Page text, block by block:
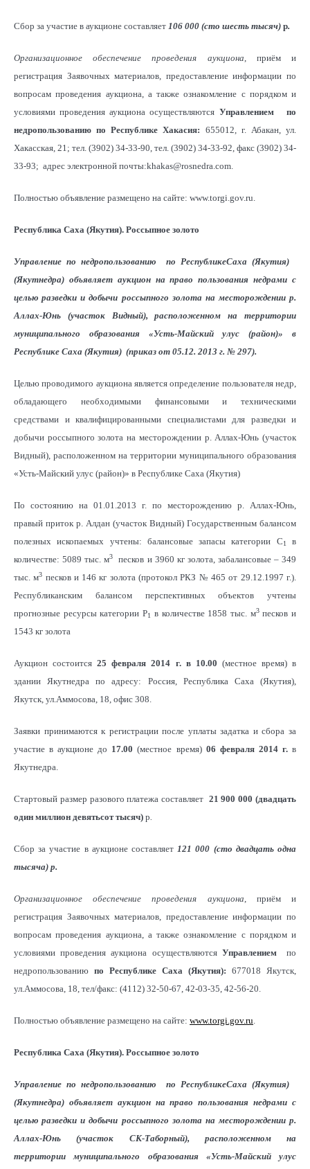
Сбор за участие в аукционе составляет 106 000 (сто шесть тысяч) р.
Организационное обеспечение проведения аукциона , приём и
регистрация Заявочных материалов, предоставление информации по
вопросам проведения аукциона, а также ознакомление с порядком и
условиями проведения аукциона осуществляются Управлением
по
недропользованию по Республике Хакасия: 655012, г. Абакан, ул.
Хакасская, 21; тел. (3902) 34-33-90, тел. (3902) 34-33-92, факс (3902) 34-
33-93; адрес электронной почты:khakas@rosnedra.com.
Полностью объявление размещено на сайте: www.torgi.gov.ru.
Республика Саха (Якутия). Россыпное золото
Управление по недропользованию по РеспубликеСаха (Якутия)
(Якутнедра) объявляет аукцион на право пользования недрами с
целью разведки и добычи россыпного золота на месторождении р.
Аллах-Юнь (участок Видный), расположенном на территории
муниципального образования «Усть-Майский улус (район)» в
Республике Саха (Якутия) (приказ от 05.12. 2013 г. № 297).
Целью проводимого аукциона является определение пользователя недр,
обладающего необходимыми финансовыми и техническими
средствами и квалифицированными специалистами для разведки и
добычи россыпного золота на месторождении р. Аллах-Юнь (участок
Видный), расположенном на территории муниципального образования
«Усть-Майский улус (район)» в Республике Саха (Якутия)
По состоянию на 01.01.2013 г. по месторождению р. Аллах-Юнь,
правый приток р. Алдан (участок Видный) Государственным балансом
полезных ископаемых учтены: балансовые запасы категории С1
в
количестве: 5089 тыс. м3
песков и 3960 кг золота, забалансовые – 349
тыс. м3 песков и 146 кг золота (протокол РКЗ № 465 от 29.12.1997 г.).
Республиканским балансом перспективных объектов учтены
прогнозные ресурсы категории Р1 в количестве 1858 тыс. м3песков и
1543 кг золота
Аукцион состоится25 февраля 2014 г. в 10.00 (местное время) в
здании Якутнедра по адресу: Россия, Республика Саха (Якутия),
Якутск, ул.Аммосова, 18, офис 308.
Заявки принимаются к регистрации после уплаты задатка и сбора за
участие в аукционе до 17.00 (местное время) 06 февраля 2014 г.в
Якутнедра.
Стартовый размер разового платежа составляет 21 900 000 (двадцать
один миллион девятьсот тысяч) р
Сбор за участие в аукционе составляет 121 000 (сто двадцать одна
тысяча) р.
Организационное обеспечение проведения аукциона , приём и
регистрация Заявочных материалов, предоставление информации по
вопросам проведения аукциона, а также ознакомление с порядком и
условиями проведения аукциона осуществляются Управлениемпо
недропользованию по Республике Саха (Якутия): 677018 Якутск,
ул.Аммосова, 18, тел/факс: (4112) 32-50-67, 42-03-35, 42-56-20.
Полностью объявление размещено на сайте: www.torgi.gov.ru
Республика Саха (Якутия). Россыпное золото
Управление по недропользованию по РеспубликеСаха (Якутия)
(Якутнедра) объявляет аукцион на право пользования недрами с
целью разведки и добычи россыпного золота на месторождении р.
Аллах-Юнь (участок СК-Таборный), расположенном на
территории муниципального образования «Усть-Майский улус